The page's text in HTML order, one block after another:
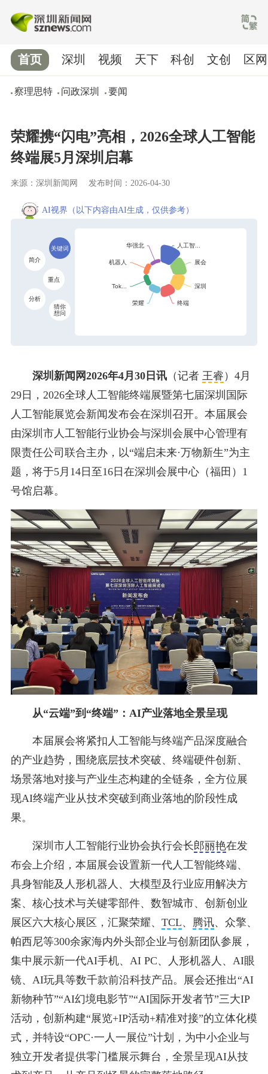
首页
察理思特 问政深圳 要闻
深圳 视频 天下 科创 文创 区网
荣耀携“闪电”亮相，2026全球人工智能
终端展5月深圳启幕
来源：深圳新闻网 发布时间：2026-04-30
AI视界 （以下内容由AI生成，仅供参考）
关键词
简介
重点
分析
猜你
想问
深圳新闻网2026年4月30日讯（记者 王睿 ）4月
29日，2026全球人工智能终端展暨第七届深圳国际
人工智能展览会新闻发布会在深圳召开。本届展会
由深圳市人工智能行业协会与深圳会展中心管理有
限责任公司联合主办，以“端启未来·万物新生”为主
题，将于5月14日至16日在深圳会展中心（福田）1
号馆启幕。
从“云端”到“终端”：AI产业落地全景呈现
本届展会将紧扣人工智能与终端产品深度融合
的产业趋势，围绕底层技术突破、终端硬件创新、
场景落地对接与产业生态构建的全链条，全方位展
现AI终端产业从技术突破到商业落地的阶段性成
果。
深圳市人工智能行业协会执行会长郎丽艳在发
布会上介绍，本届展会设置新一代人工智能终端、
具身智能及人形机器人、大模型及行业应用解决方
案、核心技术与关键零部件、数智城市、创新创业
展区六大核心展区，汇聚荣耀、 TCL、 腾讯、众擎、
帕西尼等300余家海内外头部企业与创新团队参展，
集中展示新一代AI手机、AI PC、人形机器人、AI眼
镜、AI玩具等数千款前沿科技产品。展会还推出“AI
新物种节”“AI幻境电影节”“AI国际开发者节”三大IP
活动，创新构建“展览+IP活动+精准对接”的立体化模
式，并特设“OPC·一人一展位”计划，为中小企业与
独立开发者提供零门槛展示舞台，全景呈现AI从技